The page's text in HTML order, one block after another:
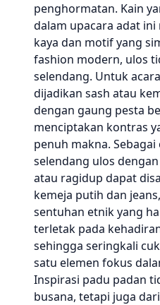
penghormatan. Kain
dalam upacara adat
kaya dan motif yang
fashion modern, ulos
selendang. Untuk
dijadikan sash atau
dengan gaung pesta
menciptakan kontras
penuh makna.
selendang ulos
atau ragidup dapat
kemeja putih dan
sentuhan etnik yang
terletak pada
sehingga seringkali
satu elemen fokus
Inspirasi padu padan
busana, tetapi juga